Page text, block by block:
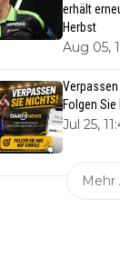
erhält
Herbst
Aug 05,
Folgen
Jul 25,
Mehr